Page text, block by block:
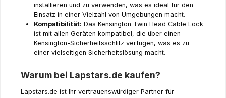
installieren und zu verwenden, was es ideal für den
Einsatz in einer Vielzahl von Umgebungen macht.
Kompatibilität: Das Kensington Twin Head Cable Lock
ist mit allen Geräten kompatibel, die über einen
Kensington-Sicherheitsschlitz verfügen, was es zu
einer vielseitigen Sicherheitslösung macht.
Warum bei Lapstars.de kaufen?
Lapstars.de ist Ihr vertrauenswürdiger Partner für